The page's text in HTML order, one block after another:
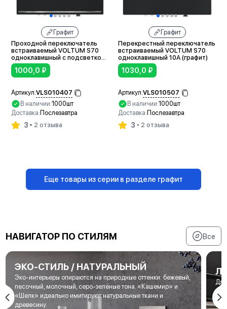
Графит
Проходной переключатель
встраиваемый VOLTUM S70
одноклавишный с подсветкой
10А (графит)
1000,0 ₽
Артикул:VLS010407
В наличии:1000шт
Доставка: Послезавтра
3 2 отзыва
Графит
Перекрестный переключатель
встраиваемый VOLTUM S70
одноклавишный 10А (графит)
1030,0 ₽
Артикул:VLS010507
В наличии:1000шт
Доставка: Послезавтра
3 2 отзыва
Еще товары из серии в разделе графит
НАВИГАТОР ПО СТИЛЯМ Все
ЭКО-СТИЛЬ / НАТУРАЛЬНЫЙ
Эко-интерьеры опираются на природные оттенки: бежевый,
песочный, молочный, серо-зелёные тона. «Кашемир» и
«Шелк» идеально имитируют натуральные ткани и
древесину.